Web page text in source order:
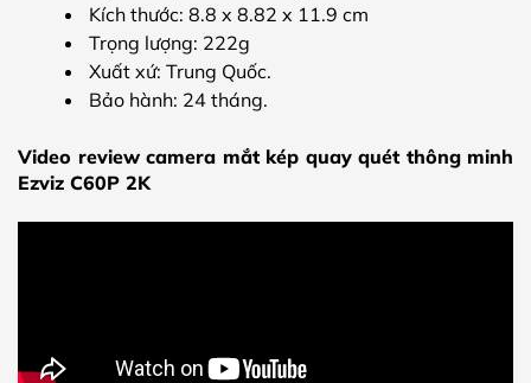
Kích thước: 8.8 x 8.82 x 11.9 cm
Trọng lượng: 222g
Xuất xứ: Trung Quốc.
Bảo hành: 24 tháng.
Video review camera mắt kép quay quét thông minh
Ezviz C60P 2K